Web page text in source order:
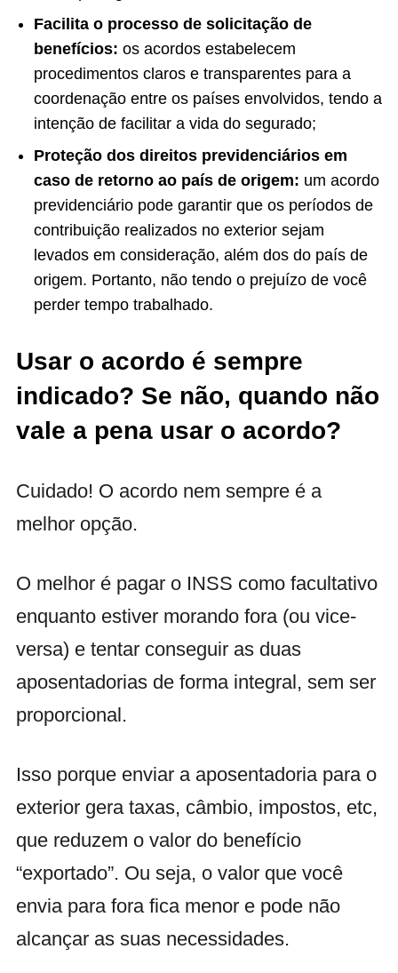
Facilita o processo de solicitação de
benefícios: os acordos estabelecem
procedimentos claros e transparentes para a
coordenação entre os países envolvidos, tendo a
intenção de facilitar a vida do segurado;
Proteção dos direitos previdenciários em
caso de retorno ao país de origem: um acordo
previdenciário pode garantir que os períodos de
contribuição realizados no exterior sejam
levados em consideração, além dos do país de
origem. Portanto, não tendo o prejuízo de você
perder tempo trabalhado.
Usar o acordo é sempre
indicado? Se não, quando não
vale a pena usar o acordo?
Cuidado! O acordo nem sempre é a
melhor opção.
O melhor é pagar o INSS como facultativo
enquanto estiver morando fora (ou vice-
versa) e tentar conseguir as duas
aposentadorias de forma integral, sem ser
proporcional.
Isso porque enviar a aposentadoria para o
exterior gera taxas, câmbio, impostos, etc,
que reduzem o valor do benefício
“exportado”. Ou seja, o valor que você
envia para fora fica menor e pode não
alcançar as suas necessidades.